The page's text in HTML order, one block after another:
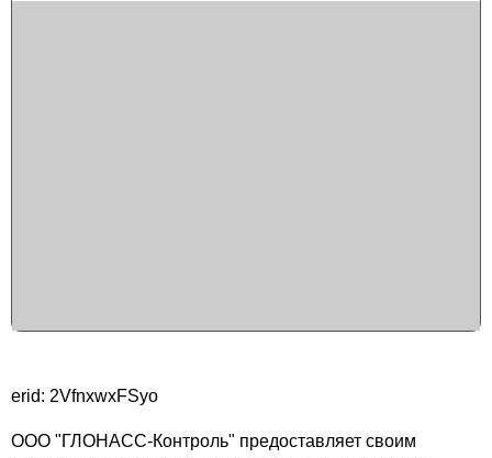
erid: 2VfnxwxFSyo
ООО "ГЛОНАСС-Контроль" предоставляет своим